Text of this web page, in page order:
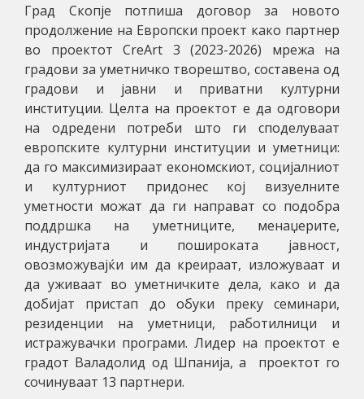
Град Скопје потпиша договор за новото
продолжение на Европски проект како партнер
во проектот CreArt 3 (2023-2026) мрежа на
градови за уметничко творештво, составена од
градови и јавни и приватни културни
институции. Целта на проектот е да одговори
на одредени потреби што ги споделуваат
европските културни институции и уметници:
да го максимизираат економскиот, социјалниот
и културниот придонес кој визуелните
уметности можат да ги направат со подобра
поддршка на уметниците, менаџерите,
индустријата и пошироката јавност,
овозможувајќи им да креираат, изложуваат и
да уживаат во уметничките дела, како и да
добијат пристап до обуки преку семинари,
резиденции на уметници, работилници и
истражувачки програми. Лидер на проектот е
градот Валадолид од Шпанија, а проектот го
сочинуваат 13 партнери.